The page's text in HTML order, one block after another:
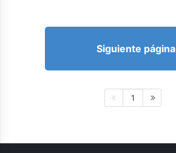
Siguiente página
1